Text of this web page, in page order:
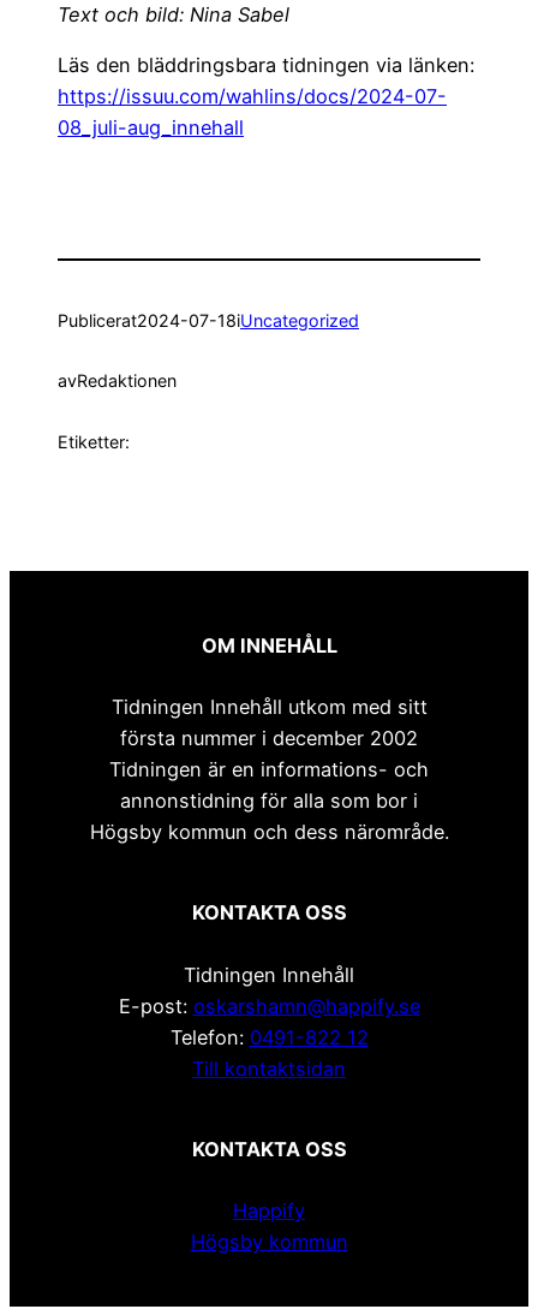
Text och bild: Nina Sabel
Läs den bläddringsbara tidningen via länken:
https://issuu.com/wahlins/docs/2024-07-
08_juli-aug_innehall
Publicerat2024-07-18iUncategorized
avRedaktionen
Etiketter:
OM INNEHÅLL
Tidningen Innehåll utkom med sitt
första nummer i december 2002
Tidningen är en informations- och
annonstidning för alla som bor i
Högsby kommun och dess närområde.
KONTAKTA OSS
Tidningen Innehåll
E-post: oskarshamn@happify.se
Telefon: 0491-822 12
Till kontaktsidan
KONTAKTA OSS
Happify
Högsby kommun